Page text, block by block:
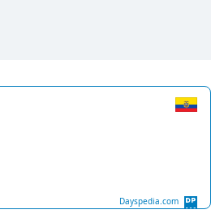
Dayspedia.com